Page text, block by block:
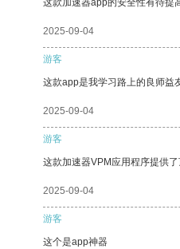
这款加速器app的安全性有待提
2025-09-04
游客
这款app是我学习路上的良师益
2025-09-04
游客
这款加速器VPM应用程序提供了
2025-09-04
游客
这个是app神器